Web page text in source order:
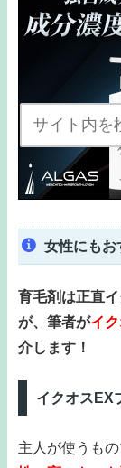
女性にもお
育毛剤は正直
が、筆者がイ
介します！
イクオスEX
主人が使うも